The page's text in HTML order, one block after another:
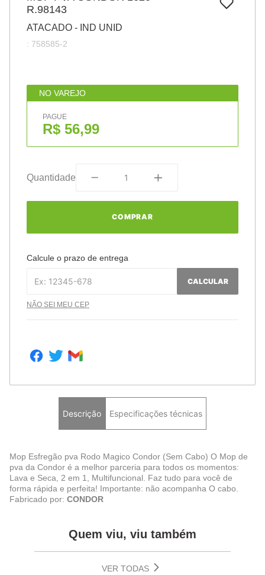
R.98143
ATACADO - IND UNID
: 758585-2
NO VAREJO
PAGUE
R$ 56,99
Quantidade
COMPRAR
Calcule o prazo de entrega
CALCULAR
NÃO SEI MEU CEP
Descrição Especificações técnicas
Mop Esfregão pva Rodo Magico Condor (Sem Cabo) O Mop de
pva da Condor é a melhor parceria para todos os momentos:
Lava e Seca, 2 em 1, Multifuncional. Faz tudo para você de
forma rápida e perfeita! Importante: não acompanha O cabo.
Fabricado por: CONDOR
Quem viu, viu também
VER TODAS
pincel
cola
barbante